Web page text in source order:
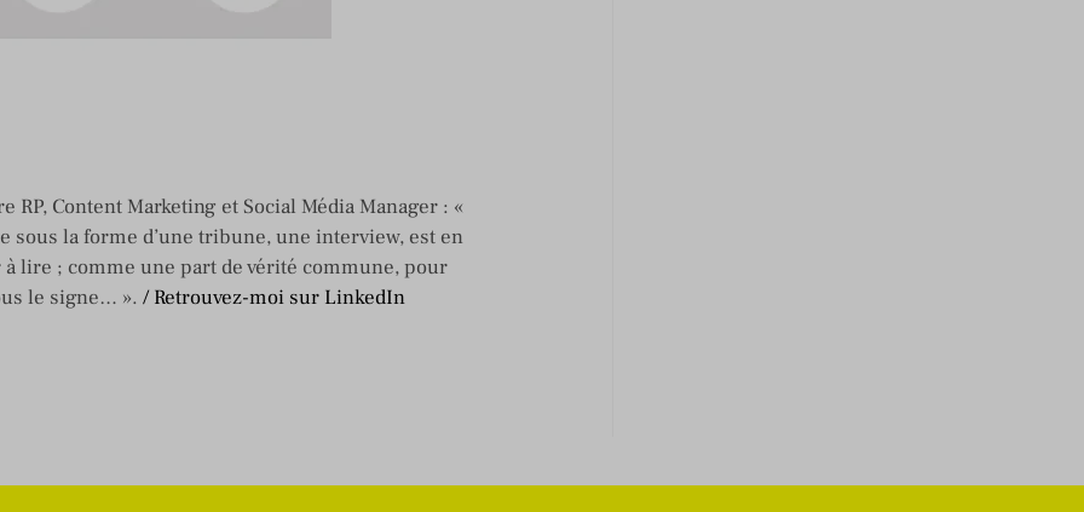
RP, Content Marketing et Social Média Manager : «
sous la forme d’une tribune, une interview, est en
lire ; comme une part de vérité commune, pour
le signe… ». / Retrouvez-moi sur LinkedIn